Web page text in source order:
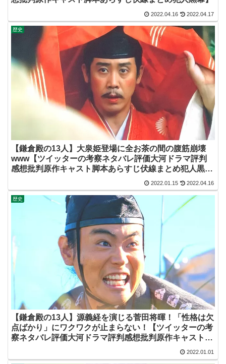
2022.04.16 2022.04.17
歴史
【鎌倉殿の13人】大泉姫登場に全お茶の間の腹筋崩壊
www【ツイッターの考察ネタバレ評価大河ドラマ評判
感想批判原作キャスト脚本あらすじ伏線まとめ犯人黒
2022.01.15 2022.04.16
歴史
【鎌倉殿の13人】源義経を演じる菅田将暉！「性格は欠
点ばかり」にワクワクが止まらない！【ツイッターの考
察ネタバレ評価大河ドラマ評判感想批判原作キャスト脚
2022.01.01